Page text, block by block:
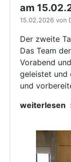
am
15.02.2026 von
Der zweite
Das Team
Vorabend
geleistet und
und
weiterlesen